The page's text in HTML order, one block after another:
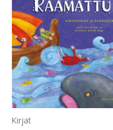
Kirjat